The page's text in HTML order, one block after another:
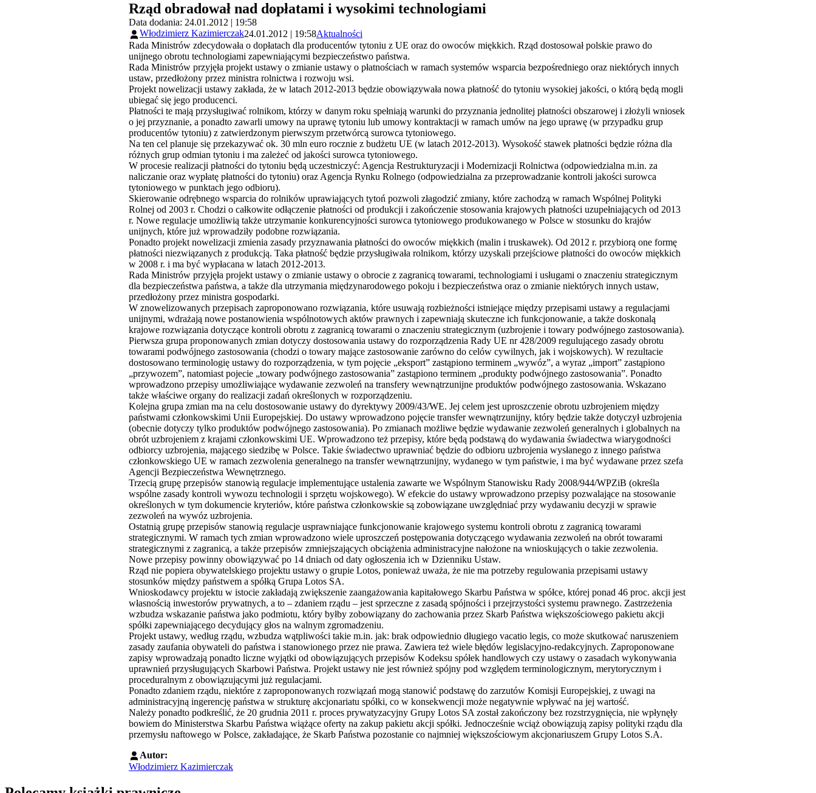
Rząd obradował nad dopłatami i wysokimi technologiami
Data dodania: 24.01.2012 | 19:58
Włodzimierz Kazimierczak24.01.2012 | 19:58Aktualności
Rada Ministrów zdecydowała o dopłatach dla producentów tytoniu z UE oraz do owoców miękkich. Rząd dostosował polskie prawo do
unijnego obrotu technologiami zapewniającymi bezpieczeństwo państwa.
Rada Ministrów przyjęła projekt ustawy o zmianie ustawy o płatnościach w ramach systemów wsparcia bezpośredniego oraz niektórych innych
ustaw, przedłożony przez ministra rolnictwa i rozwoju wsi.
Projekt nowelizacji ustawy zakłada, że w latach 2012-2013 będzie obowiązywała nowa płatność do tytoniu wysokiej jakości, o którą będą mogli
ubiegać się jego producenci.
Płatności te mają przysługiwać rolnikom, którzy w danym roku spełniają warunki do przyznania jednolitej płatności obszarowej i złożyli wniosek
o jej przyznanie, a ponadto zawarli umowy na uprawę tytoniu lub umowy kontraktacji w ramach umów na jego uprawę (w przypadku grup
producentów tytoniu) z zatwierdzonym pierwszym przetwórcą surowca tytoniowego.
Na ten cel planuje się przekazywać ok. 30 mln euro rocznie z budżetu UE (w latach 2012-2013). Wysokość stawek płatności będzie różna dla
różnych grup odmian tytoniu i ma zależeć od jakości surowca tytoniowego.
W procesie realizacji płatności do tytoniu będą uczestniczyć: Agencja Restrukturyzacji i Modernizacji Rolnictwa (odpowiedzialna m.in. za
naliczanie oraz wypłatę płatności do tytoniu) oraz Agencja Rynku Rolnego (odpowiedzialna za przeprowadzanie kontroli jakości surowca
tytoniowego w punktach jego odbioru).
Skierowanie odrębnego wsparcia do rolników uprawiających tytoń pozwoli złagodzić zmiany, które zachodzą w ramach Wspólnej Polityki
Rolnej od 2003 r. Chodzi o całkowite odłączenie płatności od produkcji i zakończenie stosowania krajowych płatności uzupełniających od 2013
r. Nowe regulacje umożliwią także utrzymanie konkurencyjności surowca tytoniowego produkowanego w Polsce w stosunku do krajów
unijnych, które już wprowadziły podobne rozwiązania.
Ponadto projekt nowelizacji zmienia zasady przyznawania płatności do owoców miękkich (malin i truskawek). Od 2012 r. przybiorą one formę
płatności niezwiązanych z produkcją. Taka płatność będzie przysługiwała rolnikom, którzy uzyskali przejściowe płatności do owoców miękkich
w 2008 r. i ma być wypłacana w latach 2012-2013.
Rada Ministrów przyjęła projekt ustawy o zmianie ustawy o obrocie z zagranicą towarami, technologiami i usługami o znaczeniu strategicznym
dla bezpieczeństwa państwa, a także dla utrzymania międzynarodowego pokoju i bezpieczeństwa oraz o zmianie niektórych innych ustaw,
przedłożony przez ministra gospodarki.
W znowelizowanych przepisach zaproponowano rozwiązania, które usuwają rozbieżności istniejące między przepisami ustawy a regulacjami
unijnymi, wdrażają nowe postanowienia wspólnotowych aktów prawnych i zapewniają skuteczne ich funkcjonowanie, a także doskonalą
krajowe rozwiązania dotyczące kontroli obrotu z zagranicą towarami o znaczeniu strategicznym (uzbrojenie i towary podwójnego zastosowania).
Pierwsza grupa proponowanych zmian dotyczy dostosowania ustawy do rozporządzenia Rady UE nr 428/2009 regulującego zasady obrotu
towarami podwójnego zastosowania (chodzi o towary mające zastosowanie zarówno do celów cywilnych, jak i wojskowych). W rezultacie
dostosowano terminologię ustawy do rozporządzenia, w tym pojęcie „eksport” zastąpiono terminem „wywóz”, a wyraz „import” zastąpiono
„przywozem”, natomiast pojecie „towary podwójnego zastosowania” zastąpiono terminem „produkty podwójnego zastosowania”. Ponadto
wprowadzono przepisy umożliwiające wydawanie zezwoleń na transfery wewnątrzunijne produktów podwójnego zastosowania. Wskazano
także właściwe organy do realizacji zadań określonych w rozporządzeniu.
Kolejna grupa zmian ma na celu dostosowanie ustawy do dyrektywy 2009/43/WE. Jej celem jest uproszczenie obrotu uzbrojeniem między
państwami członkowskimi Unii Europejskiej. Do ustawy wprowadzono pojęcie transfer wewnątrzunijny, który będzie także dotyczył uzbrojenia
(obecnie dotyczy tylko produktów podwójnego zastosowania). Po zmianach możliwe będzie wydawanie zezwoleń generalnych i globalnych na
obrót uzbrojeniem z krajami członkowskimi UE. Wprowadzono też przepisy, które będą podstawą do wydawania świadectwa wiarygodności
odbiorcy uzbrojenia, mającego siedzibę w Polsce. Takie świadectwo uprawniać będzie do odbioru uzbrojenia wysłanego z innego państwa
członkowskiego UE w ramach zezwolenia generalnego na transfer wewnątrzunijny, wydanego w tym państwie, i ma być wydawane przez szefa
Agencji Bezpieczeństwa Wewnętrznego.
Trzecią grupę przepisów stanowią regulacje implementujące ustalenia zawarte we Wspólnym Stanowisku Rady 2008/944/WPZiB (określa
wspólne zasady kontroli wywozu technologii i sprzętu wojskowego). W efekcie do ustawy wprowadzono przepisy pozwalające na stosowanie
określonych w tym dokumencie kryteriów, które państwa członkowskie są zobowiązane uwzględniać przy wydawaniu decyzji w sprawie
zezwoleń na wywóz uzbrojenia.
Ostatnią grupę przepisów stanowią regulacje usprawniające funkcjonowanie krajowego systemu kontroli obrotu z zagranicą towarami
strategicznymi. W ramach tych zmian wprowadzono wiele uproszczeń postępowania dotyczącego wydawania zezwoleń na obrót towarami
strategicznymi z zagranicą, a także przepisów zmniejszających obciążenia administracyjne nałożone na wnioskujących o takie zezwolenia.
Nowe przepisy powinny obowiązywać po 14 dniach od daty ogłoszenia ich w Dzienniku Ustaw.
Rząd nie popiera obywatelskiego projektu ustawy o grupie Lotos, ponieważ uważa, że nie ma potrzeby regulowania przepisami ustawy
stosunków między państwem a spółką Grupa Lotos SA.
Wnioskodawcy projektu w istocie zakładają zwiększenie zaangażowania kapitałowego Skarbu Państwa w spółce, której ponad 46 proc. akcji jest
własnością inwestorów prywatnych, a to – zdaniem rządu – jest sprzeczne z zasadą spójności i przejrzystości systemu prawnego. Zastrzeżenia
wzbudza wskazanie państwa jako podmiotu, który byłby zobowiązany do zachowania przez Skarb Państwa większościowego pakietu akcji
spółki zapewniającego decydujący głos na walnym zgromadzeniu.
Projekt ustawy, według rządu, wzbudza wątpliwości takie m.in. jak: brak odpowiednio długiego vacatio legis, co może skutkować naruszeniem
zasady zaufania obywateli do państwa i stanowionego przez nie prawa. Zawiera też wiele błędów legislacyjno-redakcyjnych. Zaproponowane
zapisy wprowadzają ponadto liczne wyjątki od obowiązujących przepisów Kodeksu spółek handlowych czy ustawy o zasadach wykonywania
uprawnień przysługujących Skarbowi Państwa. Projekt ustawy nie jest również spójny pod względem terminologicznym, merytorycznym i
proceduralnym z obowiązującymi już regulacjami.
Ponadto zdaniem rządu, niektóre z zaproponowanych rozwiązań mogą stanowić podstawę do zarzutów Komisji Europejskiej, z uwagi na
administracyjną ingerencję państwa w strukturę akcjonariatu spółki, co w konsekwencji może negatywnie wpływać na jej wartość.
Należy ponadto podkreślić, że 20 grudnia 2011 r. proces prywatyzacyjny Grupy Lotos SA został zakończony bez rozstrzygnięcia, nie wpłynęły
bowiem do Ministerstwa Skarbu Państwa wiążące oferty na zakup pakietu akcji spółki. Jednocześnie wciąż obowiązują zapisy polityki rządu dla
przemysłu naftowego w Polsce, zakładające, że Skarb Państwa pozostanie co najmniej większościowym akcjonariuszem Grupy Lotos S.A.
Autor:
Włodzimierz Kazimierczak